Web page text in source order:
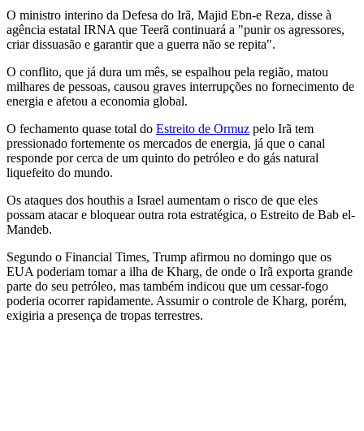
O ministro interino da Defesa do Irã, Majid Ebn-e Reza, disse à
agência estatal IRNA que Teerã continuará a "punir os agressores,
criar dissuasão e garantir que a guerra não se repita".
O conflito, que já dura um mês, se espalhou pela região, matou
milhares de pessoas, causou graves interrupções no fornecimento de
energia e afetou a economia global.
O fechamento quase total do Estreito de Ormuz pelo Irã tem
pressionado fortemente os mercados de energia, já que o canal
responde por cerca de um quinto do petróleo e do gás natural
liquefeito do mundo.
Os ataques dos houthis a Israel aumentam o risco de que eles
possam atacar e bloquear outra rota estratégica, o Estreito de Bab el-
Mandeb.
Segundo o Financial Times, Trump afirmou no domingo que os
EUA poderiam tomar a ilha de Kharg, de onde o Irã exporta grande
parte do seu petróleo, mas também indicou que um cessar-fogo
poderia ocorrer rapidamente. Assumir o controle de Kharg, porém,
exigiria a presença de tropas terrestres.